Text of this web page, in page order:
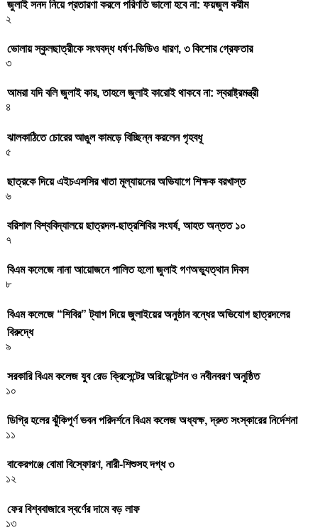
জুলাই সনদ নিয়ে প্রতারণা করলে পরিণতি ভালো হবে না: ফয়জুল করীম
২
ভোলায় স্কুলছাত্রীকে সংঘবদ্ধ ধর্ষণ-ভিডিও ধারণ, ৩ কিশোর গ্রেফতার
৩
আমরা যদি বলি জুলাই কার, তাহলে জুলাই কারোই থাকবে না: স্বরাষ্ট্রমন্ত্রী
৪
ঝালকাঠিতে চোরের আঙুল কামড়ে বিচ্ছিন্ন করলেন গৃহবধূ
৫
ছাত্রকে দিয়ে এইচএসসির খাতা মূল্যায়নের অভিযাগে শিক্ষক বরখাস্ত
৬
বরিশাল বিশ্ববিদ্যালয়ে ছাত্রদল-ছাত্রশিবির সংঘর্ষ, আহত অন্তত ১০
৭
বিএম কলেজে নানা আয়োজনে পালিত হলো জুলাই গণঅভ্যুত্থান দিবস
৮
বিএম কলেজে “শিবির” ট্যাগ দিয়ে জুলাইয়ের অনুষ্ঠান বন্ধের অভিযোগ ছাত্রদলের
বিরুদ্ধে
৯
সরকারি বিএম কলেজ যুব রেড ক্রিসেন্টের অরিয়েন্টেশন ও নবীনবরণ অনুষ্ঠিত
১০
ডিগ্রি হলের ঝুঁকিপূর্ণ ভবন পরিদর্শনে বিএম কলেজ অধ্যক্ষ, দ্রুত সংস্কারের নির্দেশনা
১১
বাকেরগঞ্জে বোমা বিস্ফোরণ, নারী-শিশুসহ দগ্ধ ৩
১২
ফের বিশ্ববাজারে স্বর্ণের দামে বড় লাফ
১৩